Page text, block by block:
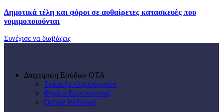
Δημοτικά τέλη και φόροι σε αυθαίρετες κατασκευές που
νομιμοποιούνται
Συνέχισε να διαβάζεις
Διαχείριση Εσόδων ΟΤΑ
Τράπεζα πληροφοριών
Φόρμα Επικοινωνίας
Online Webinars